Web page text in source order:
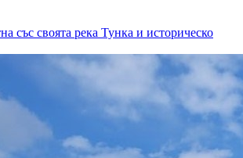
със своята река Тунка и историческо